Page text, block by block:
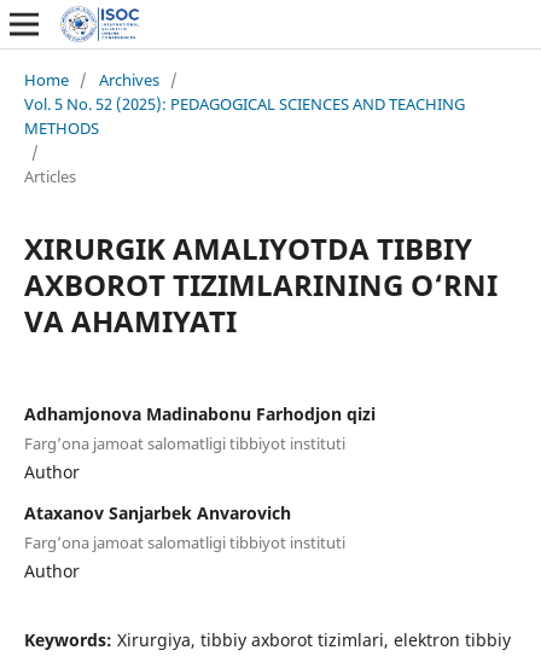
Home / Archives /
Vol. 5 No. 52 (2025): PEDAGOGICAL SCIENCES AND TEACHING
METHODS
/
Articles
XIRURGIK AMALIYOTDA TIBBIY
AXBOROT TIZIMLARINING O‘RNI
VA AHAMIYATI
Adhamjonova Madinabonu Farhodjon qizi
Farg’ona jamoat salomatligi tibbiyot instituti
Author
Ataxanov Sanjarbek Anvarovich
Farg’ona jamoat salomatligi tibbiyot instituti
Author
Keywords: Xirurgiya, tibbiy axborot tizimlari, elektron tibbiy